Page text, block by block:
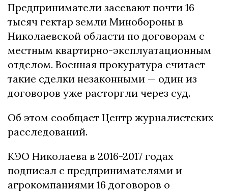
Предприниматели засевают почти 16
тысяч гектар земли Минобороны в
Николаевской области по договорам с
местным квартирно-эксплуатационным
отделом. Военная прокуратура считает
такие сделки незаконными — один из
договоров уже расторгли через суд.
Об этом сообщает Центр журналистских
расследований.
КЭО Николаева в 2016-2017 годах
подписал с предпринимателями и
агрокомпаниями 16 договоров о